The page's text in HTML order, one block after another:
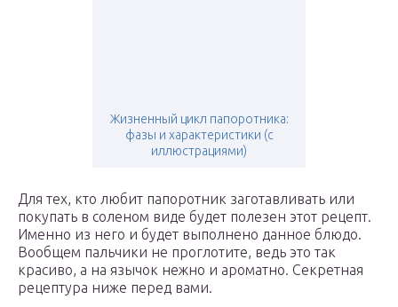
Жизненный цикл папоротника:
фазы и характеристики (с
иллюстрациями)
Для тех, кто любит папоротник заготавливать или
покупать в соленом виде будет полезен этот рецепт.
Именно из него и будет выполнено данное блюдо.
Вообщем пальчики не проглотите, ведь это так
красиво, а на язычок нежно и ароматно. Секретная
рецептура ниже перед вами.